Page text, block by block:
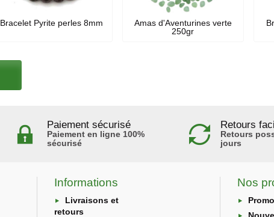
Bracelet Pyrite perles 8mm
Amas d'Aventurines verte
250gr
Paiement sécurisé
Paiement en ligne 100%
sécurisé
Retours
Retours
jours
Informations
Livraisons et
retours
Nos